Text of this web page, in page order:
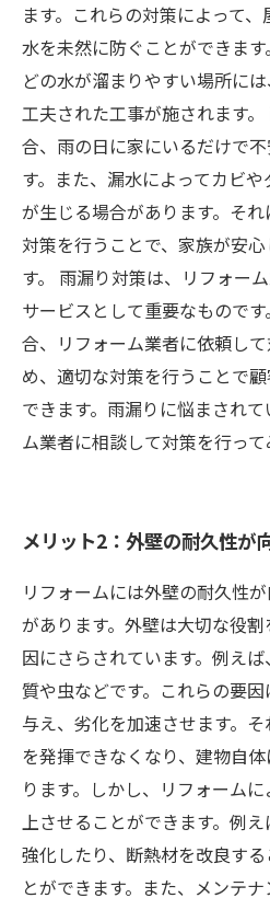
ます。これらの対策によって
水を未然に防ぐことができま
どの水が溜まりやすい場所に
工夫された工事が施されます
合、雨の日に家にいるだけで
す。また、漏水によってカビ
が生じる場合があります。そ
対策を行うことで、家族が安
す。 雨漏り対策は、リフォー
サービスとして重要なもので
合、リフォーム業者に依頼し
め、適切な対策を行うことで
できます。雨漏りに悩まされ
ム業者に相談して対策を行って
メリット2：外壁の耐久性が
リフォームには外壁の耐久性
があります。外壁は大切な役
因にさらされています。例え
質や虫などです。これらの要
与え、劣化を加速させます。
を発揮できなくなり、建物自
ります。しかし、リフォーム
上させることができます。例
強化したり、断熱材を改良す
とができます。また、メンテ